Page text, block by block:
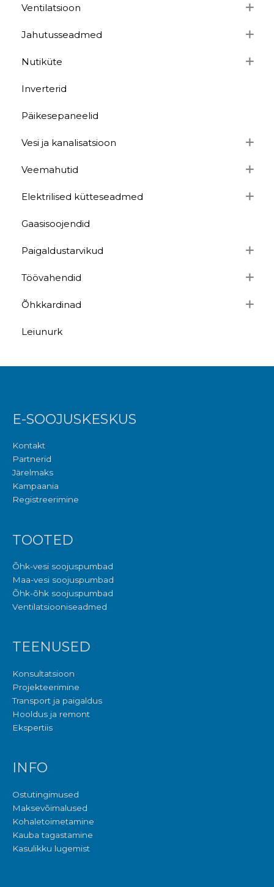
Ventilatsioon
Jahutusseadmed
Nutiküte
Inverterid
Päikesepaneelid
Vesi ja kanalisatsioon
Veemahutid
Elektrilised kütteseadmed
Gaasisoojendid
Paigaldustarvikud
Töövahendid
Õhkkardinad
Leiunurk
E-SOOJUSKESKUS
Kontakt
Partnerid
Järelmaks
Kampaania
Registreerimine
TOOTED
Õhk-vesi soojuspumbad
Maa-vesi soojuspumbad
Õhk-õhk soojuspumbad
Ventilatsiooniseadmed
TEENUSED
Konsultatsioon
Projekteerimine
Transport ja paigaldus
Hooldus ja remont
Ekspertiis
INFO
Ostutingimused
Maksevõimalused
Kohaletoimetamine
Kauba tagastamine
Kasulikku lugemist